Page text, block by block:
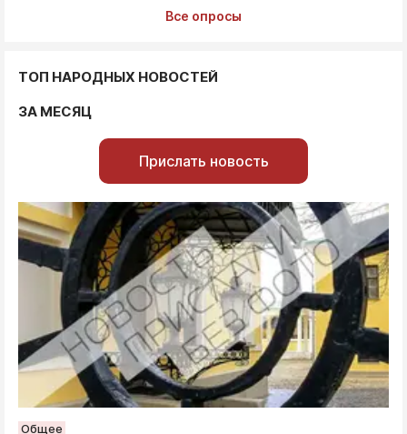
Все опросы
ТОП НАРОДНЫХ НОВОСТЕЙ
ЗА МЕСЯЦ
Прислать новость
Общее